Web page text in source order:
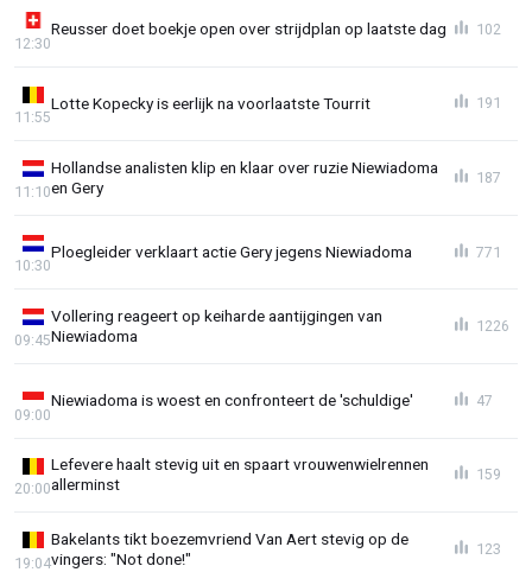
Reusser doet boekje open over strijdplan op laatste dag
12:30
102
Lotte Kopecky is eerlijk na voorlaatste Tourrit
11:55
191
Hollandse analisten klip en klaar over ruzie Niewiadoma
en Gery
11:10
187
Ploegleider verklaart actie Gery jegens Niewiadoma
10:30
771
Vollering reageert op keiharde aantijgingen van
Niewiadoma
09:45
1226
Niewiadoma is woest en confronteert de 'schuldige'
09:00
47
Lefevere haalt stevig uit en spaart vrouwenwielrennen
allerminst
20:00
159
Bakelants tikt boezemvriend Van Aert stevig op de
vingers: "Not done!"
19:04
123